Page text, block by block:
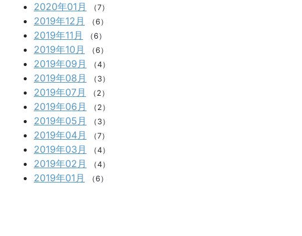
2020年01月 （7）
2019年12月 （6）
2019年11月 （6）
2019年10月 （6）
2019年09月 （4）
2019年08月 （3）
2019年07月 （2）
2019年06月 （2）
2019年05月 （3）
2019年04月 （7）
2019年03月 （4）
2019年02月 （4）
2019年01月 （6）